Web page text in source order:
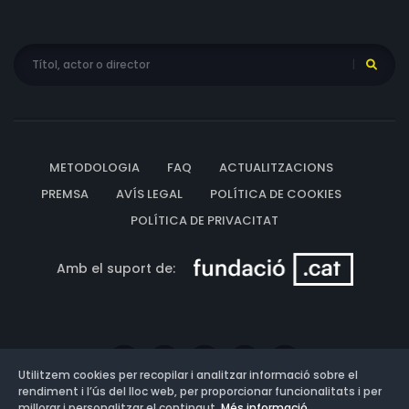
METODOLOGIA FAQ
ACTUALITZACIONS
PREMSA
AVÍS LEGAL
POLÍTICA DE COOKIES
POLÍTICA DE PRIVACITAT
Amb el suport de:
Utilitzem cookies per recopilar i analitzar informació sobre el
rendiment i l’ús del lloc web, per proporcionar funcionalitats i per